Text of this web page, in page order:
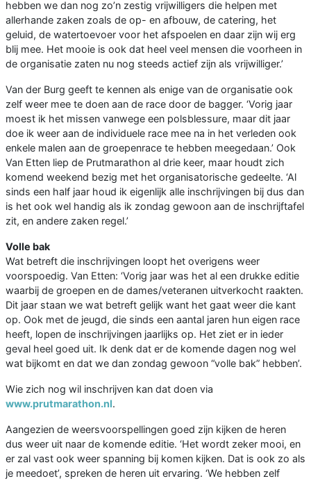
hebben we dan nog zo’n zestig vrijwilligers die helpen met
allerhande zaken zoals de op- en afbouw, de catering, het
geluid, de watertoevoer voor het afspoelen en daar zijn wij erg
blij mee. Het mooie is ook dat heel veel mensen die voorheen in
de organisatie zaten nu nog steeds actief zijn als vrijwilliger.’
Van der Burg geeft te kennen als enige van de organisatie ook
zelf weer mee te doen aan de race door de bagger. ‘Vorig jaar
moest ik het missen vanwege een polsblessure, maar dit jaar
doe ik weer aan de individuele race mee na in het verleden ook
enkele malen aan de groepenrace te hebben meegedaan.’ Ook
Van Etten liep de Prutmarathon al drie keer, maar houdt zich
komend weekend bezig met het organisatorische gedeelte. ‘Al
sinds een half jaar houd ik eigenlijk alle inschrijvingen bij dus dan
is het ook wel handig als ik zondag gewoon aan de inschrijftafel
zit, en andere zaken regel.’
Volle bak
Wat betreft die inschrijvingen loopt het overigens weer
voorspoedig. Van Etten: ‘Vorig jaar was het al een drukke editie
waarbij de groepen en de dames/veteranen uitverkocht raakten.
Dit jaar staan we wat betreft gelijk want het gaat weer die kant
op. Ook met de jeugd, die sinds een aantal jaren hun eigen race
heeft, lopen de inschrijvingen jaarlijks op. Het ziet er in ieder
geval heel goed uit. Ik denk dat er de komende dagen nog wel
wat bijkomt en dat we dan zondag gewoon “volle bak” hebben’.
Wie zich nog wil inschrijven kan dat doen via
www.prutmarathon.nl.
Aangezien de weersvoorspellingen goed zijn kijken de heren
dus weer uit naar de komende editie. ‘Het wordt zeker mooi, en
er zal vast ook weer spanning bij komen kijken. Dat is ook zo als
je meedoet’, spreken de heren uit ervaring. ‘We hebben zelf